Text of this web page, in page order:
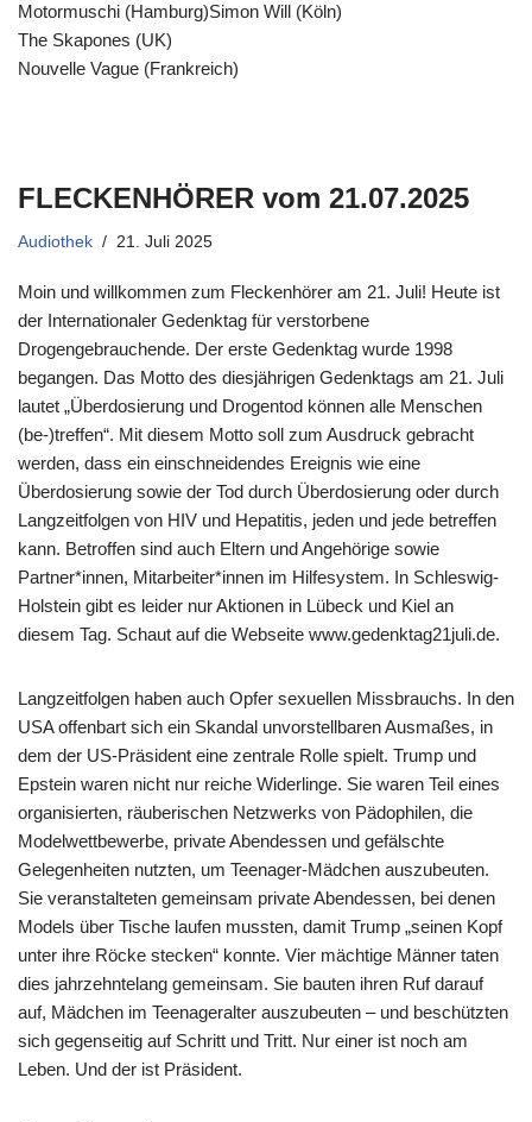
Motormuschi (Hamburg)Simon Will (Köln)
The Skapones (UK)
Nouvelle Vague (Frankreich)
FLECKENHÖRER vom 21.07.2025
Audiothek 21. Juli 2025
Moin und willkommen zum Fleckenhörer am 21. Juli! Heute ist
der Internationaler Gedenktag für verstorbene
Drogengebrauchende. Der erste Gedenktag wurde 1998
begangen. Das Motto des diesjährigen Gedenktags am 21. Juli
lautet „Überdosierung und Drogentod können alle Menschen
(be-)treffen“. Mit diesem Motto soll zum Ausdruck gebracht
werden, dass ein einschneidendes Ereignis wie eine
Überdosierung sowie der Tod durch Überdosierung oder durch
Langzeitfolgen von HIV und Hepatitis, jeden und jede betreffen
kann. Betroffen sind auch Eltern und Angehörige sowie
Partner*innen, Mitarbeiter*innen im Hilfesystem. In Schleswig-
Holstein gibt es leider nur Aktionen in Lübeck und Kiel an
diesem Tag. Schaut auf die Webseite www.gedenktag21juli.de.
Langzeitfolgen haben auch Opfer sexuellen Missbrauchs. In den
USA offenbart sich ein Skandal unvorstellbaren Ausmaßes, in
dem der US-Präsident eine zentrale Rolle spielt. Trump und
Epstein waren nicht nur reiche Widerlinge. Sie waren Teil eines
organisierten, räuberischen Netzwerks von Pädophilen, die
Modelwettbewerbe, private Abendessen und gefälschte
Gelegenheiten nutzten, um Teenager-Mädchen auszubeuten.
Sie veranstalteten gemeinsam private Abendessen, bei denen
Models über Tische laufen mussten, damit Trump „seinen Kopf
unter ihre Röcke stecken“ konnte. Vier mächtige Männer taten
dies jahrzehntelang gemeinsam. Sie bauten ihren Ruf darauf
auf, Mädchen im Teenageralter auszubeuten – und beschützten
sich gegenseitig auf Schritt und Tritt. Nur einer ist noch am
Leben. Und der ist Präsident.